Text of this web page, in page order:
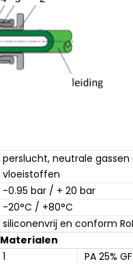
perslucht, neutrale gassen
vloeistoffen
-0.95 bar / + 20 bar
-20°C / +80°C
siliconenvrij en conform
Materialen
1
PA 25% GF